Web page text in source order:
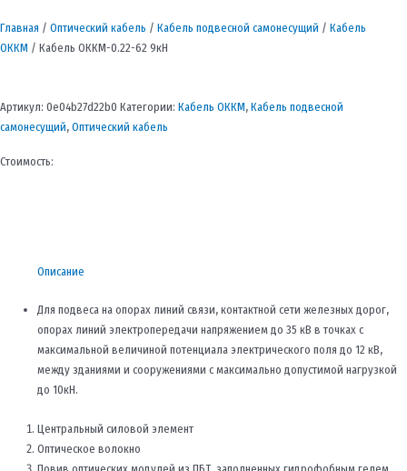
Главная / Оптический кабель / Кабель подвесной самонесущий / Кабель
ОККМ / Кабель ОККМ-0.22-62 9кН
Артикул: 0e04b27d22b0 Категории: Кабель ОККМ,Кабель подвесной
самонесущий,Оптический кабель
Стоимость:
Описание
Для подвеса на опорах линий связи, контактной сети железных дорог,
опорах линий электропередачи напряжением до 35 кВ в точках с
максимальной величиной потенциала электрического поля до 12 кВ,
между зданиями и сооружениями с максимально допустимой нагрузкой
до 10кН.
Центральный силовой элемент
Оптическое волокно